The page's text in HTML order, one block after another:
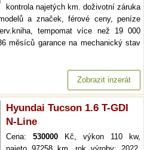
kontrola najetých km. doživotní záruka
a značek, férové ceny, peníze
tempomat více než 19 000
měsíců garance na mechanický stav
Zobrazit inzerát
Hyundai Tucson 1.6 T-GDI
N-Line
Cena: 530000 Kč, výkon 110 kw,